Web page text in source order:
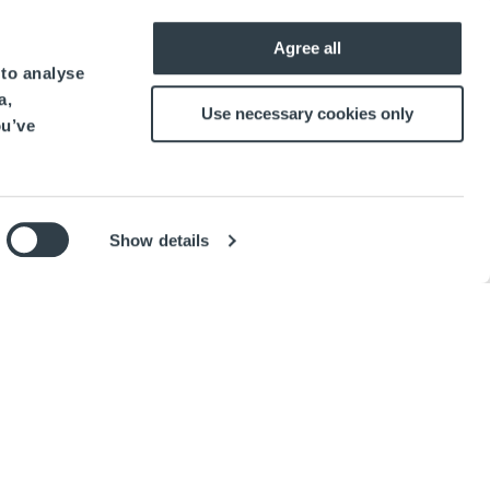
analyse
Show details
Agree all
Use necessary cookies only
Archivo